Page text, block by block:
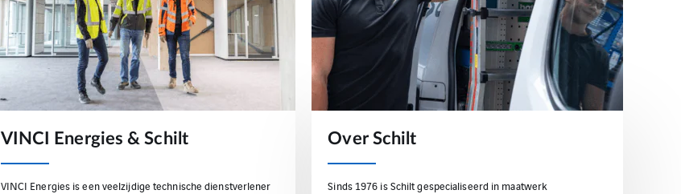
VINCI Energies & Schilt
VINCI Energies is een veelzijdige technische dienstverlener
Over Schilt
Sinds 1976 is Schilt gespecialiseerd in maatwerk